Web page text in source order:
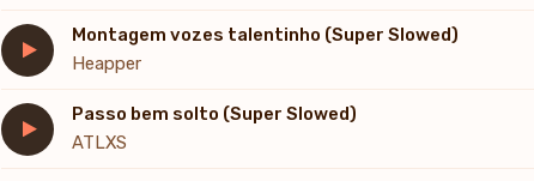
Montagem vozes talentinho (Super Slowed)
Heapper
Passo bem solto (Super Slowed)
ATLXS